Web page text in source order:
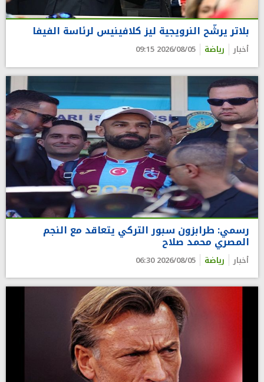
بلاتر يرشّح النرويجية ليز كلافينيس لرئاسة الفيفا
أخبار رياضة 2026/08/05 09:15
رسمي: طرابزون سبور التركي يتعاقد مع النجم
المصري محمد صلاح
أخبار رياضة 2026/08/05 06:30